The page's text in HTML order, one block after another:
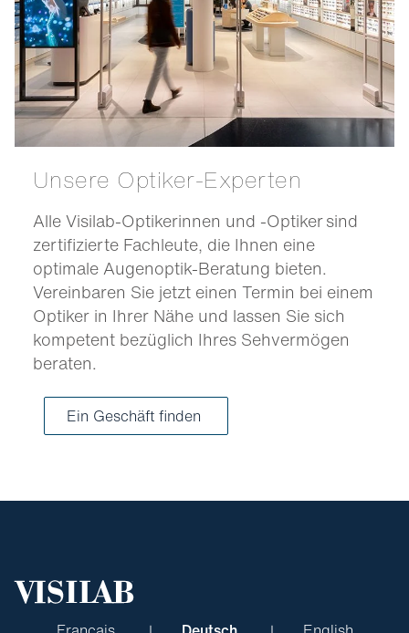
Unsere Optiker-Experten
Alle Visilab-Optikerinnen und -Optiker sind
zertifizierte Fachleute, die Ihnen eine
optimale Augenoptik-Beratung bieten.
Vereinbaren Sie jetzt einen Termin bei einem
Optiker in Ihrer Nähe und lassen Sie sich
kompetent bezüglich Ihres Sehvermögen
beraten.
Ein Geschäft finden